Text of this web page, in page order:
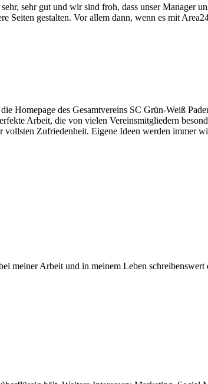
sehr gut und wir sind froh, dass unser Manager
gestalten. Vor allem dann, wenn es mit
Homepage des Gesamtvereins SC Grün-Weiß
Arbeit, die von vielen Vereinsmitgliedern
Zufriedenheit. Eigene Ideen werden immer
meiner Arbeit und in meinem Leben schreibenswert